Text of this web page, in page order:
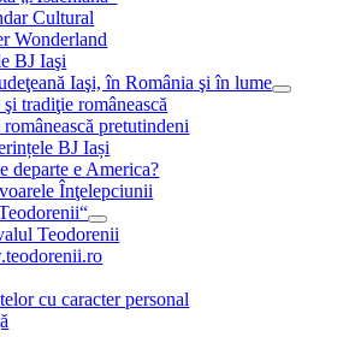
Cultural
Wonderland
BJ Iaşi
Iaşi, în România şi în lume
şi tradiţie românească
românească pretutindeni
BJ Iași
departe e America?
Înţelepciunii
Teodorenii
cu caracter personal